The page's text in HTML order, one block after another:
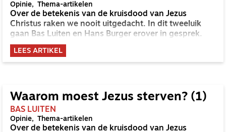
Opinie Thema-artikelen
Over de betekenis van de kruisdood van Jezus
Christus raken we nooit uitgedacht. In dit tweeluik
gaan Bas Luiten en Hans Burger erover in gesprek.
LEES ARTIKEL
Waarom moest Jezus sterven? (1)
BAS LUITEN
Opinie Thema-artikelen
Over de betekenis van de kruisdood van Jezus